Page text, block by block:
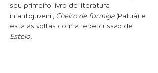
seu primeiro livro de literatura
infantojuvenil, Cheiro de formiga(Patuá) e
está às voltas com a repercussão de
Esteio.